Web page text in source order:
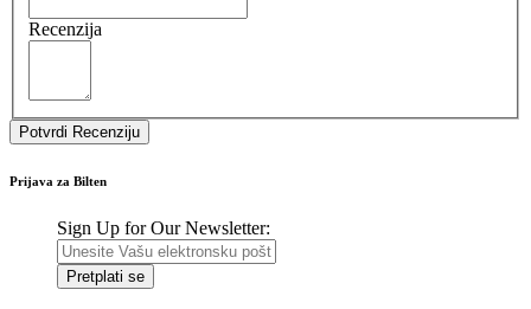
Recenzija
Potvrdi Recenziju
Prijava za Bilten
Sign Up for Our Newsletter:
Pretplati se